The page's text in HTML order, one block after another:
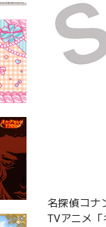
名探偵コナ
TVアニメ